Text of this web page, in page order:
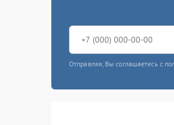
Отправляя, Вы соглашаетесь с